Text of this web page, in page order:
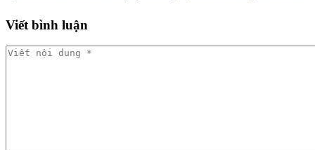
Viết bình luận